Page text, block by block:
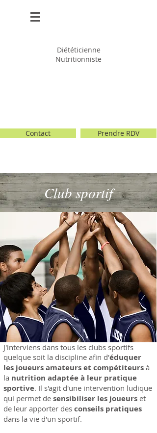
Diététicienne
Nutritionniste
Contact Prendre RDV
Club sportif
J'interviens dans tous les clubs sportifs
quelque soit la discipline afin d'éduquer
les joueurs amateurs et compétiteurs à
la nutrition adaptée à leur pratique
sportive. Il s'agit d'une intervention ludique
qui permet de sensibiliser les joueurs et
de leur apporter des conseils pratiques
dans la vie d'un sportif.